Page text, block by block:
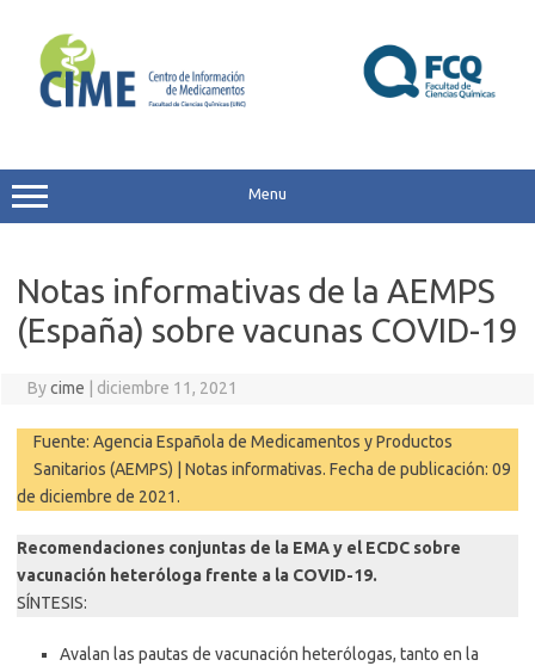
content
Menu
Notas informativas de la AEMPS
(España) sobre vacunas COVID-19
Bycime diciembre 11, 2021
Fuente: Agencia Española de Medicamentos y Productos
Sanitarios (AEMPS) | Notas informativas. Fecha de publicación: 09
de diciembre de 2021.
Recomendaciones conjuntas de la EMA y el ECDC sobre
vacunación heteróloga frente a la COVID-19.
SÍNTESIS:
Avalan las pautas de vacunación heterólogas, tanto en la